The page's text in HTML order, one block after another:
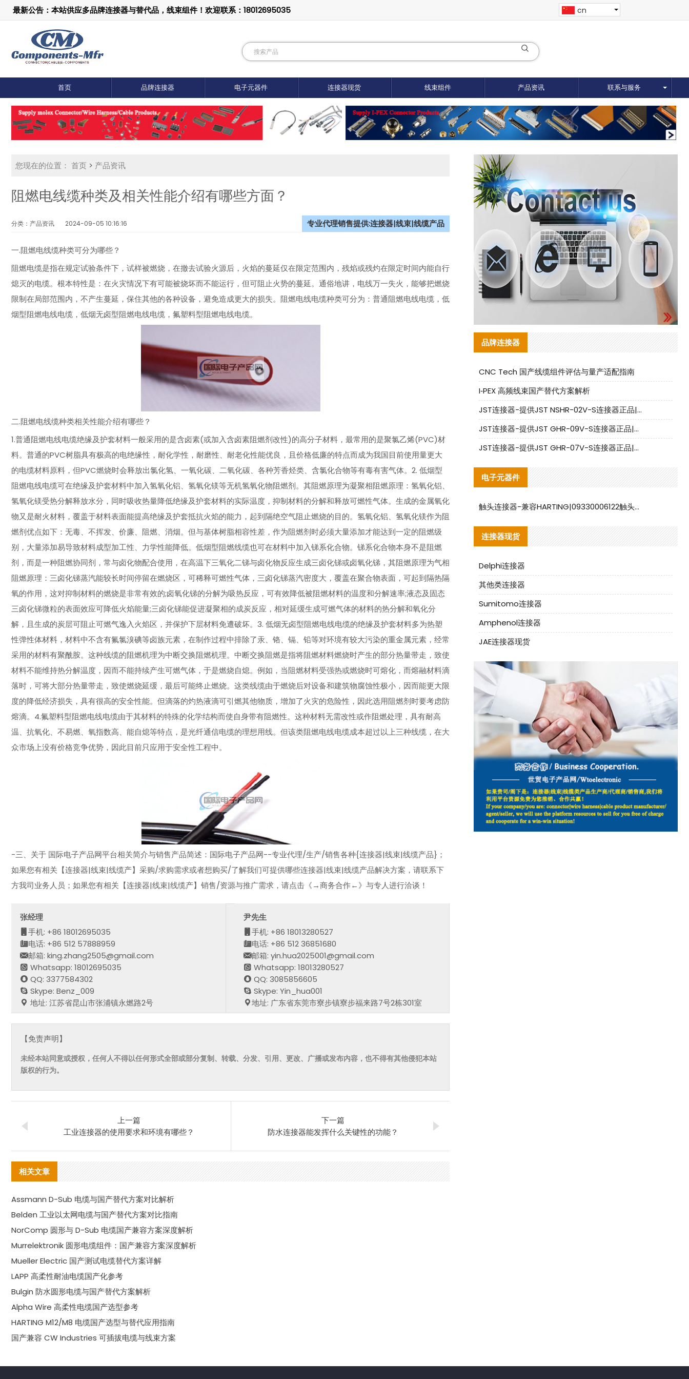
最新公告：本站供应多品牌连接器与替代品，线束组件！欢迎联系：18012695035 cn
首页 品牌连接器 电子元器件 连接器现货 线束组件 产品资讯 联系与服务
您现在的位置： 首页 > 产品资讯
阻燃电线缆种类及相关性能介绍有哪些方面？
分类：产品资讯 2024-09-05 10:16:16 专业代理销售提供:连接器|线束|线缆产品
一.阻燃电线缆种类可分为哪些？
阻燃电缆是指在规定试验条件下，试样被燃烧，在撤去试验火源后，火焰的蔓延仅在限定范围内，残焰或残灼在限定时间内能自行
熄灭的电缆。根本特性是：在火灾情况下有可能被烧坏而不能运行，但可阻止火势的蔓延。通俗地讲，电线万一失火，能够把燃烧
限制在局部范围内，不产生蔓延，保住其他的各种设备，避免造成更大的损失。阻燃电线电缆种类可分为：普通阻燃电线电缆，低
烟型阻燃电线电缆，低烟无卤型阻燃电线电缆，氟塑料型阻燃电线电缆。
二.阻燃电线缆种类相关性能介绍有哪些？
1.普通阻燃电线电缆绝缘及护套材料一般采用的是含卤素(或加入含卤素阻燃剂改性)的高分子材料，最常用的是聚氯乙烯(PVC)材
料。普通的PVC树脂具有极高的电绝缘性，耐化学性，耐磨性、耐老化性能优良，且价格低廉的特点而成为我国目前使用量更大
的电缆材料原料，但PVC燃烧时会释放出氯化氢、一氧化碳、二氧化碳、各种芳香烃类、含氯化合物等有毒有害气体。2. 低烟型
阻燃电线电缆可在绝缘及护套材料中加入氢氧化铝、氢氧化镁等无机氢氧化物阻燃剂。其阻燃原理为凝聚相阻燃原理：氢氧化铝、
氢氧化镁受热分解释放水分，同时吸收热量降低绝缘及护套材料的实际温度，抑制材料的分解和释放可燃性气体。生成的金属氧化
物又是耐火材料，覆盖于材料表面能提高绝缘及护套抵抗火焰的能力，起到隔绝空气阻止燃烧的目的。氢氧化铝、氢氧化镁作为阻
燃剂优点如下：无毒、不挥发、价廉、阻燃、消烟。但与基体树脂相容性差，作为阻燃剂时必须大量添加才能达到一定的阻燃级
别，大量添加易导致材料成型加工性、力学性能降低。低烟型阻燃线缆也可在材料中加入锑系化合物。锑系化合物本身不是阻燃
剂，而是一种阻燃协同剂，常与卤化物配合使用，在高温下三氧化二锑与卤化物反应生成三卤化锑或卤氧化锑，其阻燃原理为气相
阻燃原理：三卤化锑蒸汽能较长时间停留在燃烧区，可稀释可燃性气体，三卤化锑蒸汽密度大，覆盖在聚合物表面，可起到隔热隔
氧的作用，这对抑制材料的燃烧是非常有效的;卤氧化锑的分解为吸热反应，可有效降低被阻燃材料的温度和分解速率;液态及固态
三卤化锑微粒的表面效应可降低火焰能量;三卤化锑能促进凝聚相的成炭反应，相对延缓生成可燃气体的材料的热分解和氧化分
解，且生成的炭层可阻止可燃气逸入火焰区，并保护下层材料免遭破坏。3. 低烟无卤型阻燃电线电缆的绝缘及护套材料多为热塑
性弹性体材料，材料中不含有氟氯溴碘等卤族元素，在制作过程中排除了汞、铬、镉、铅等对环境有较大污染的重金属元素，经常
采用的材料有聚酰胺。这种线缆的阻燃机理为中断交换阻燃机理。中断交换阻燃是指将阻燃材料燃烧时产生的部分热量带走，致使
材料不能维持热分解温度，因而不能持续产生可燃气体，于是燃烧自熄。例如，当阻燃材料受强热或燃烧时可熔化，而熔融材料滴
落时，可将大部分热量带走，致使燃烧延缓，最后可能终止燃烧。这类线缆由于燃烧后对设备和建筑物腐蚀性极小，因而能更大限
度的降低经济损失，具有很高的安全性能。但滴落的灼热液滴可引燃其他物质，增加了火灾的危险性，因此选用阻燃剂时要考虑防
熔滴。4.氟塑料型阻燃电线电缆由于其材料的特殊的化学结构而使自身带有阻燃性。这种材料无需改性或作阻燃处理，具有耐高
温、抗氧化、不易燃、氧指数高、能自熄等特点，是光纤通信电缆的理想用线。但该类阻燃电线电缆成本超过以上三种线缆，在大
众市场上没有价格竞争优势，因此目前只应用于安全性工程中。
-三、关于 国际电子产品网平台相关简介与销售产品简述：国际电子产品网--专业代理/生产/销售各种{连接器|线束|线缆产品}；
如果您有相关【连接器|线束|线缆产】采购/求购需求或者想购买/了解我们可提供哪些连接器|线束|线缆产品解决方案，请联系下
方我司业务人员；如果您有相关【连接器|线束|线缆产】销售/资源与推广需求，请点击《→商务合作←》与专人进行洽谈！
张经理
手机: +86 18012695035
电话: +86 512 57888959
邮箱: king.zhang2505@gmail.com
Whatsapp: 18012695035
QQ: 3377584302
Skype: Benz_009
地址: 江苏省昆山市张浦镇永燃路2号
尹先生
手机: +86 18013280527
电话: +86 512 36851680
邮箱: yin.hua2025001@gmail.com
Whatsapp: 18013280527
QQ: 3085856605
Skype: Yin_hua001
地址: 广东省东莞市寮步镇寮步福来路7号2栋301室
【免责声明】
未经本站同意或授权，任何人不得以任何形式全部或部分复制、转载、分发、引用、更改、广播或发布内容，也不得有其他侵犯本站
版权的行为。
上一篇
工业连接器的使用要求和环境有哪些？
下一篇
防水连接器能发挥什么关键性的功能？
相关文章
Assmann D-Sub 电缆与国产替代方案对比解析
Belden 工业以太网电缆与国产替代方案对比指南
NorComp 圆形与 D-Sub 电缆国产兼容方案深度解析
Murrelektronik 圆形电缆组件：国产兼容方案深度解析
Mueller Electric 国产测试电缆替代方案详解
LAPP 高柔性耐油电缆国产化参考
Bulgin 防水圆形电缆与国产替代方案解析
Alpha Wire 高柔性电缆国产选型参考
HARTING M12/M8 电缆国产选型与替代应用指南
国产兼容 CW Industries 可插拔电缆与线束方案
品牌连接器
CNC Tech 国产线缆组件评估与量产适配指南
I‑PEX 高频线束国产替代方案解析
JST连接器-提供JST NSHR-02V-S连接器正品|替代品
JST连接器-提供JST GHR-09V-S连接器正品|替代品
JST连接器-提供JST GHR-07V-S连接器正品|替代品
电子元器件
触头连接器-兼容HARTING|09330006122触头连接器替代品说明
连接器现货
Delphi连接器
其他类连接器
Sumitomo连接器
Amphenol连接器
JAE连接器现货